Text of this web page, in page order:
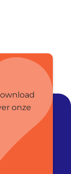
onze